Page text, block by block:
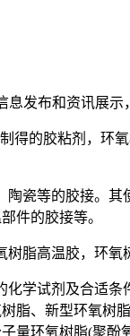
发布和资讯展示
得的胶粘剂，环
等的胶接。其
件的胶接等。
脂高温胶，环氧
试剂及合适条
、新型环氧
环氧树脂(聚